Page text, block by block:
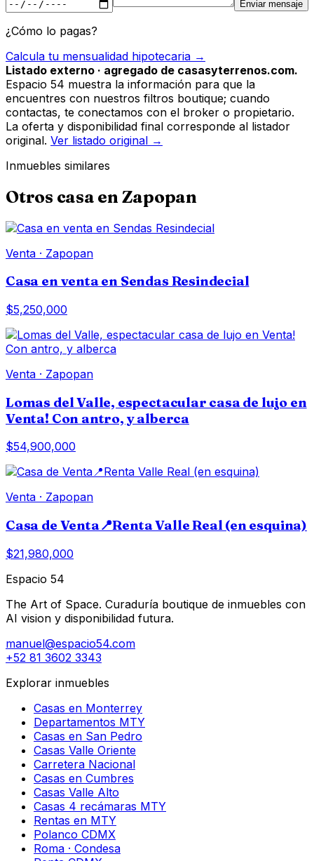
Enviar mensaje
¿Cómo lo pagas?
Calcula tu mensualidad hipotecaria →
Listado externo · agregado de casasyterrenos.com.
Espacio 54 muestra la información para que la
encuentres con nuestros filtros boutique; cuando
contactas, te conectamos con el broker o propietario.
La oferta y disponibilidad final corresponde al listador
original. Ver listado original →
Inmuebles similares
Otros casa en Zapopan
Venta · Zapopan
Casa en venta en Sendas Resindecial
$5,250,000
Venta · Zapopan
Lomas del Valle, espectacular casa de lujo en
Venta! Con antro, y alberca
$54,900,000
Venta · Zapopan
Casa de Venta📍Renta Valle Real (en esquina)
$21,980,000
Espacio 54
The Art of Space. Curaduría boutique de inmuebles con
AI vision y disponibilidad futura.
manuel@espacio54.com
+52 81 3602 3343
Explorar inmuebles
Casas en Monterrey
Departamentos MTY
Casas en San Pedro
Casas Valle Oriente
Carretera Nacional
Casas en Cumbres
Casas Valle Alto
Casas 4 recámaras MTY
Rentas en MTY
Polanco CDMX
Roma · Condesa